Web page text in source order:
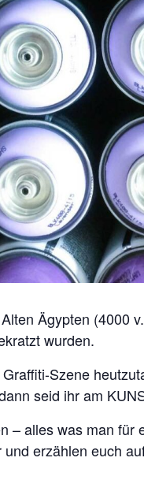
Ägypten (4000
wurden.
Szene
seid ihr am
– alles was man
erzählen euch